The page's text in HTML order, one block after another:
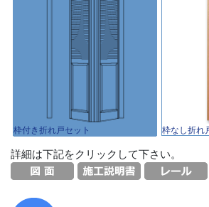
枠付き折れ戸セット 枠なし折れ
詳細は下記をクリックして下さい。